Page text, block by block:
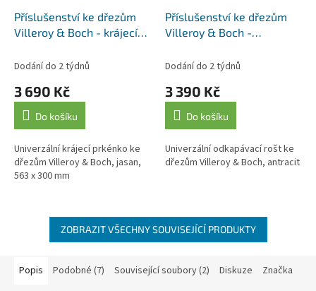
Příslušenství ke dřezům
Villeroy & Boch - krájecí
Dodání do 2 týdnů
3 690 Kč
Do košíku
Univerzální krájecí prkénko ke
dřezům Villeroy & Boch, jasan,
563 x 300 mm
Příslušenství ke dřezům
Villeroy & Boch -
9K130005, antracit
Dodání do 2 týdnů
3 390 Kč
Do košíku
Univerzální odkapávací rošt ke
dřezům Villeroy & Boch, antracit
ZOBRAZIT VŠECHNY SOUVISEJÍCÍ PRODUKTY
Popis Podobné (7) Související soubory (2) Diskuze Značka